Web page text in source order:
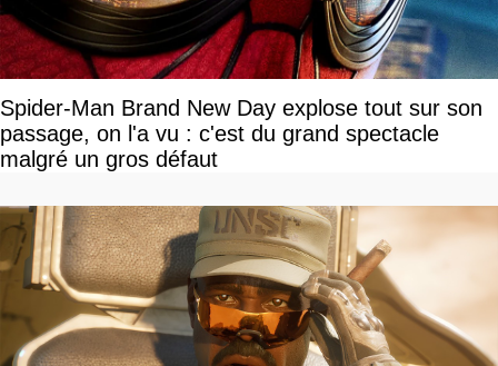
Spider-Man Brand New Day explose tout sur son
passage, on l'a vu : c'est du grand spectacle
malgré un gros défaut